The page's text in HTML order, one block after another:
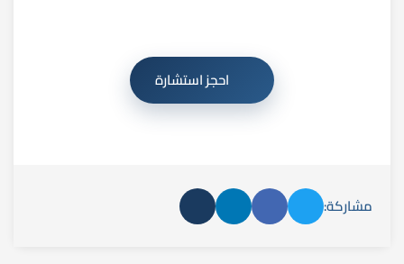
احجز استشارة
مشاركة: